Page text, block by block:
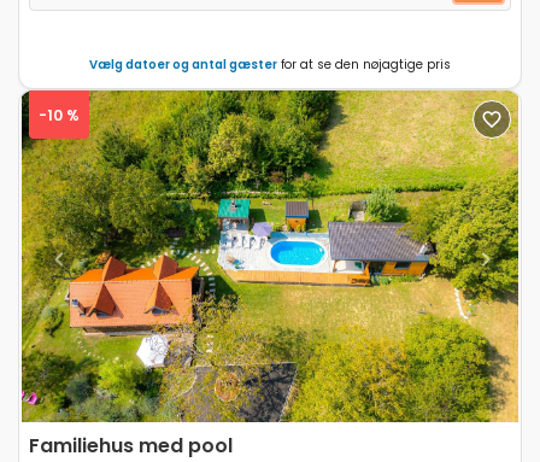
Vælg datoer og antal gæster for at se den nøjagtige pris
Previous Next
-10 %
Familiehus med pool